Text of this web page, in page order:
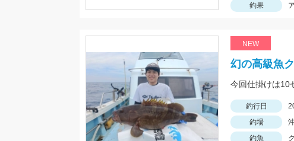
釣果
NEW
幻の高級魚
今回仕掛けは10
釣行日
釣場
釣魚